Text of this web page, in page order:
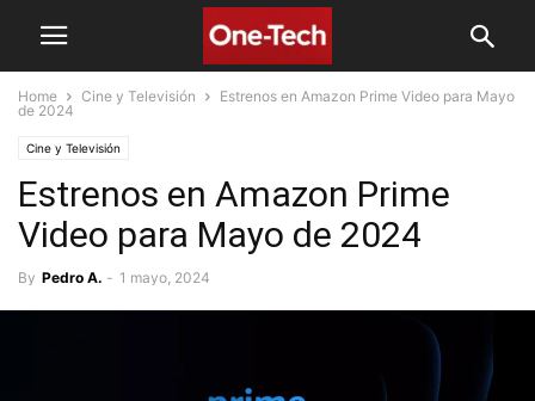
Home Cine y Televisión
Estrenos en Amazon Prime Video para Mayo
de 2024
Cine y Televisión
Estrenos en Amazon Prime
Video para Mayo de 2024
By Pedro A. - 1 mayo, 2024